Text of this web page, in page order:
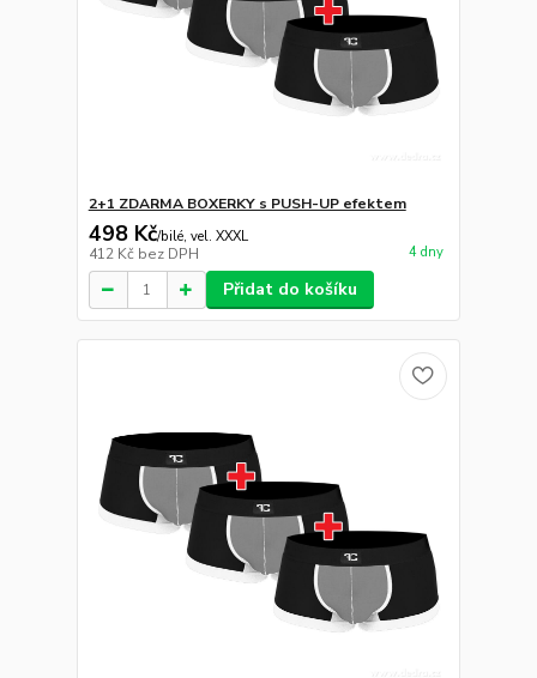
2+1 ZDARMA BOXERKY s PUSH-UP efektem
498 Kč/bilé, vel. XXXL
412 Kč bez DPH 4 dny
Přidat do košíku